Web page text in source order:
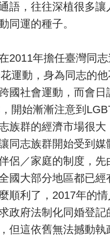
語，往往深植很多讓
同運的種子。
2011年擔任臺灣同志
運動，身為同志的他
國社會運動，而會日
開始漸漸注意到
族群的經濟市場很大
同志族群開始受到媒
侶／家庭的制度，先
國大部分地區都已經
順利了，2017年的情
政府法制化同婚登記
但這依舊無法撼動執